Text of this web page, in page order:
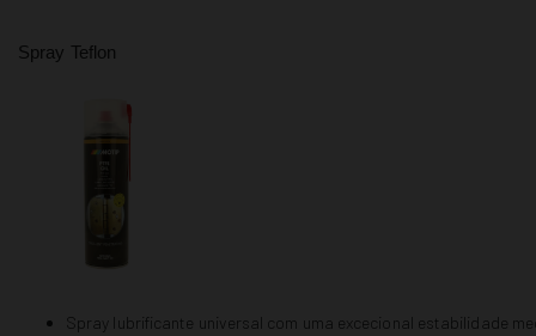
Spray Teflon
Spray lubrificante universal com uma excecional estabilidade